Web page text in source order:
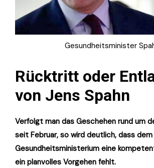
Gesundheitsminister
Rücktritt oder
von Jens Spahn
Verfolgt man das Geschehen rund um
seit Februar, so wird deutlich, dass dem
Gesundheitsministerium eine
ein planvolles Vorgehen fehlt.